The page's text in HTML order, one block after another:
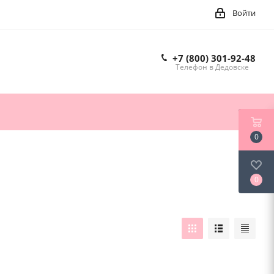
Войти
+7 (800) 301-92-48
Телефон в Дедовске
0
0